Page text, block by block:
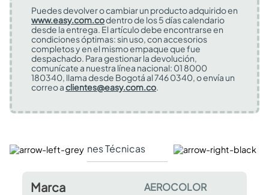
Puedes devolver o cambiar un producto adquirido en
www.easy.com.codentro de los 5 días calendario
desde la entrega. El artículo debe encontrarse en
condiciones óptimas: sin uso, con accesorios
completos y en el mismo empaque que fue
despachado. Para gestionar la devolución,
comunícate a nuestra línea nacional: 01 8000
180340, llama desde Bogotá al 746 0340, o envía un
correo aclientes@easy.com.co.
Especificaciones Técnicas Comentarios y
Marca AEROCOLOR